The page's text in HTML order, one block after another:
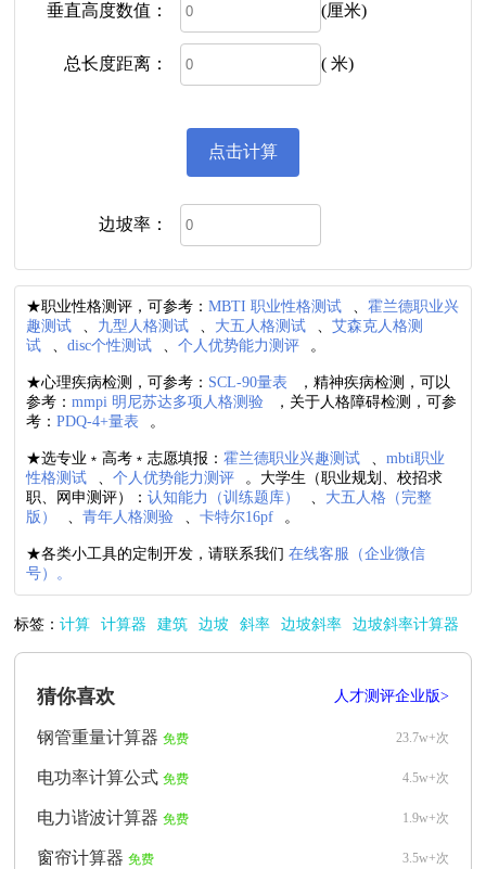
垂直高度数值： (厘米)
总长度距离： ( 米)
边坡率：
★职业性格测评，可参考：MBTI 职业性格测试 、霍兰德职业兴
趣测试
、 九型人格测试 、 大五人格测试 、艾森克人格测
试
、disc个性测试 、个人优势能力测评 。
★心理疾病检测，可参考： SCL-90量表
，精神疾病检测，可以
参考：mmpi 明尼苏达多项人格测验
，关于人格障碍检测，可参
考：PDQ-4+量表 。
★选专业﹡高考﹡志愿填报：霍兰德职业兴趣测试 、mbti职业
性格测试
、个人优势能力测评
。大学生（职业规划、校招求
职、网申测评）：认知能力（训练题库） 、 大五人格（完整
版）
、青年人格测验 、卡特尔16pf 。
★各类小工具的定制开发，请联系我们在线客服（企业微信
号）。
标签：计算 计算器 建筑 边坡 斜率 边坡斜率 边坡斜率计算器
人才测评企业版>
猜你喜欢
23.7w+次
钢管重量计算器 免费
4.5w+次
电功率计算公式 免费
1.9w+次
电力谐波计算器 免费
3.5w+次
窗帘计算器 免费